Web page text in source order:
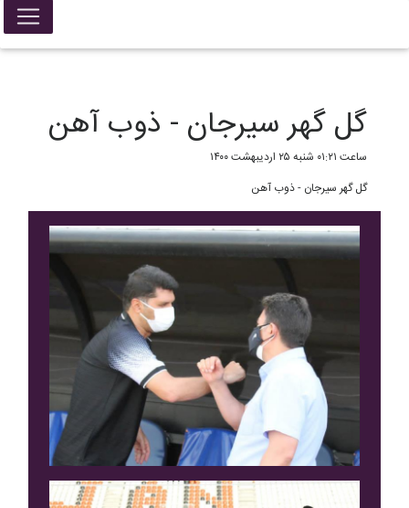
False{ return; }
گل گهر سیرجان - ذوب آهن
ساعت ۰۱:۲۱ شنبه ۲۵ اردیبهشت ۱۴۰۰
گل گهر سیرجان - ذوب آهن